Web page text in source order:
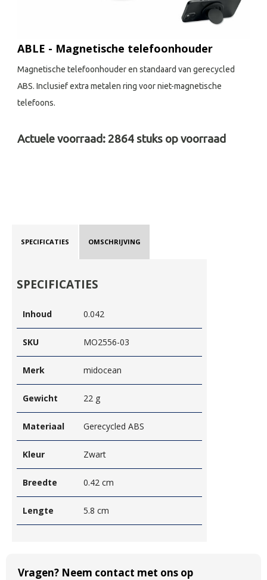
ABLE - Magnetische telefoonhouder
Magnetische telefoonhouder en standaard van gerecycled
ABS. Inclusief extra metalen ring voor niet-magnetische
telefoons.
Actuele voorraad:2864 stuks op voorraad
SPECIFICATIES OMSCHRIJVING
SPECIFICATIES
Inhoud 0.042
SKU MO2556-03
Merk midocean
Gewicht 22 g
Materiaal Gerecycled ABS
Kleur Zwart
Breedte 0.42 cm
Lengte 5.8 cm
Vragen? Neem contact met ons op